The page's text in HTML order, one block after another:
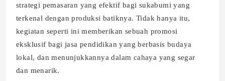
strategi pemasaran yang efektif bagi sukabumi yang
terkenal dengan produksi batiknya. Tidak hanya itu,
kegiatan seperti ini memberikan sebuah promosi
eksklusif bagi jasa pendidikan yang berbasis budaya
lokal, dan menunjukkannya dalam cahaya yang segar
dan menarik.